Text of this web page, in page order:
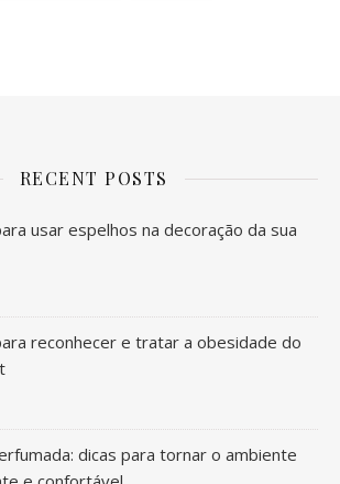
RECENT POSTS
usar espelhos na decoração da sua
reconhecer e tratar a obesidade do
dicas para tornar o ambiente